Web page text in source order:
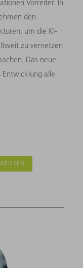
Vorreiter. In
den
um die KI-
zu vernetzen
Das neue
Entwicklung alle